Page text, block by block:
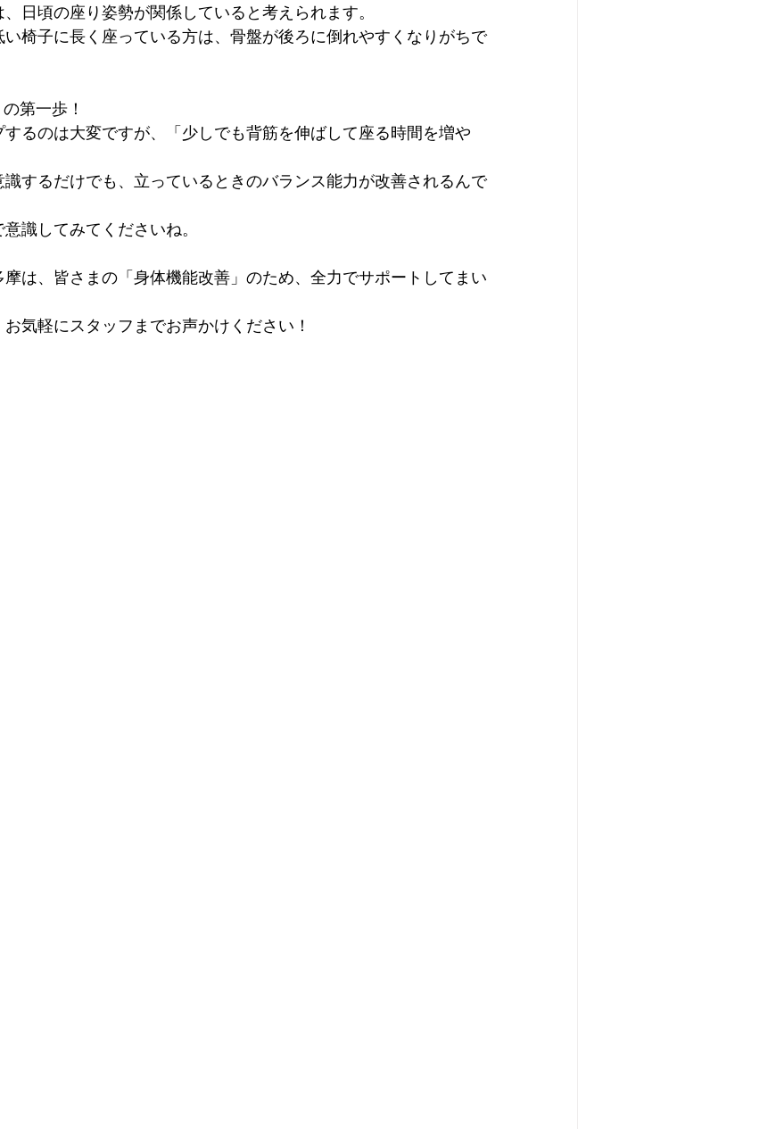
日頃の座り姿勢が関係していると考えられます。
椅子に長く座っている方は、骨盤が後ろに倒れやすくなりがちで
第一歩！
るのは大変ですが、「少しでも背筋を伸ばして座る時間を増や
するだけでも、立っているときのバランス能力が改善されるんで
識してみてくださいね。
は、皆さまの「身体機能改善」のため、全力でサポートしてまい
気軽にスタッフまでお声かけください！